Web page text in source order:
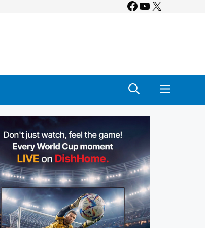
Facebook
YouTube
X